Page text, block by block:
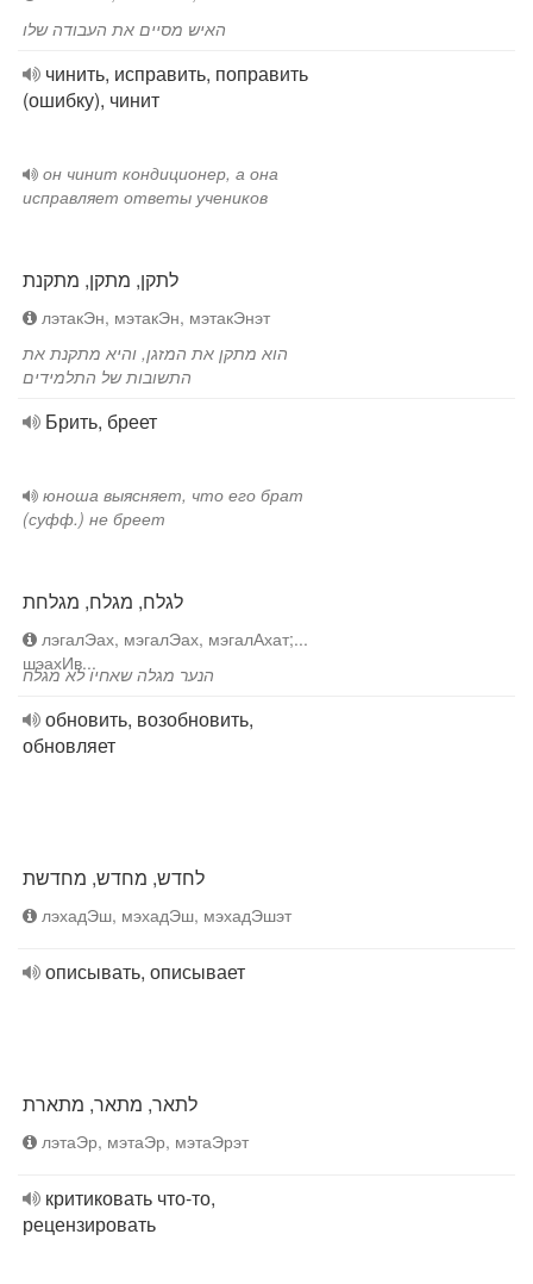
האיש מסיים את העבודה שלו
чинить, исправить, поправить
(ошибку), чинит
он чинит кондиционер, а она
исправляет ответы учеников
לתקן, מתקן, מתקנת
лэтакЭн, мэтакЭн, мэтакЭнэт
הוא מתקן את המזגן, והיא מתקנת את
התשובות של התלמידים
Брить, бреет
юноша выясняет, что его брат
(суфф.) не бреет
לגלח, מגלח, מגלחת
лэгалЭах, мэгалЭах, мэгалАхат;...
шэахИв...
הנער מגלה שאחיו לא מגלח
обновить, возобновить,
обновляет
לחדש, מחדש, מחדשת
лэхадЭш, мэхадЭш, мэхадЭшэт
описывать, описывает
לתאר, מתאר, מתארת
лэтаЭр, мэтаЭр, мэтаЭрэт
критиковать что-то,
рецензировать